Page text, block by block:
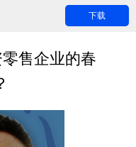
下载
售企业的春